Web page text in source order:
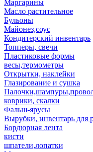
Маргарины
Масло растительное
Бульоны
Майонез,соус
Кондитерский инвентарь
Топперы, свечи
Пластиковые формы
весы,термометры
Открытки, наклейки
Глазирование и сушка
коврики, скалки
Фальш-ярусы
Вырубки, инвентарь для
Бордюрная лента
кисти
шпатели,лопатки